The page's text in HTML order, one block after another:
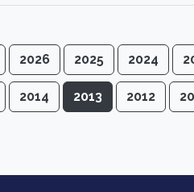
2026 2025 2024
2014 2013 2012